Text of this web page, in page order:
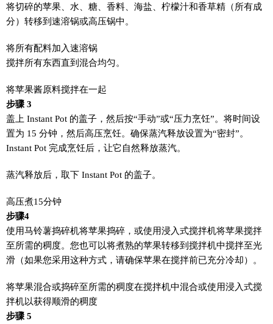
将切碎的苹果、水、糖、香料、海盐、柠檬汁和香草精（所有成
分）转移到速溶锅或高压锅中。
将所有配料加入速溶锅
搅拌所有东西直到混合均匀。
将苹果酱原料搅拌在一起
步骤 3
盖上 Instant Pot 的盖子，然后按“手动”或“压力烹饪”。将时间设
置为 15 分钟，然后高压烹饪。确保蒸汽释放设置为“密封”。
Instant Pot 完成烹饪后，让它自然释放蒸汽。
蒸汽释放后，取下 Instant Pot 的盖子。
高压煮15分钟
步骤4
使用马铃薯捣碎机将苹果捣碎，或使用浸入式搅拌机将苹果搅拌
至所需的稠度。您也可以将煮熟的苹果转移到搅拌机中搅拌至光
滑（如果您采用这种方式，请确保苹果在搅拌前已充分冷却）。
将苹果混合或捣碎至所需的稠度在搅拌机中混合或使用浸入式搅
拌机以获得顺滑的稠度
步骤 5